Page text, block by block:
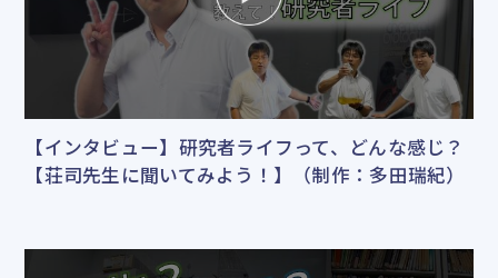
【インタビュー】研究者ライフって、どんな感じ？
【荘司先生に聞いてみよう！】（制作：多田瑞紀）